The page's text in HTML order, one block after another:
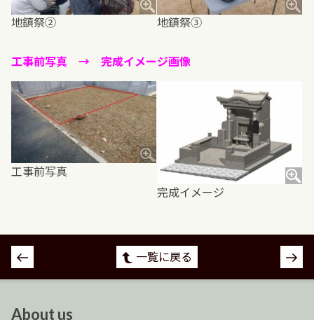
地鎮祭② 地鎮祭③
工事前写真 → 完成イメージ画像
工事前写真
完成イメージ
投
稿
一覧に戻る
About us